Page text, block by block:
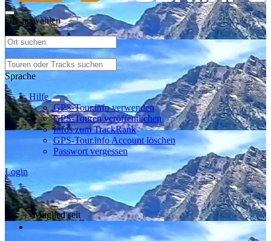
Ort auswählen
Sprache
Hilfe
GPS-Tour.info verwenden
GPS-Touren veröffentlichen
Infos zum TrackRank
GPS-Tour.info Account löschen
Passwort vergessen
Login
Mitglied seit